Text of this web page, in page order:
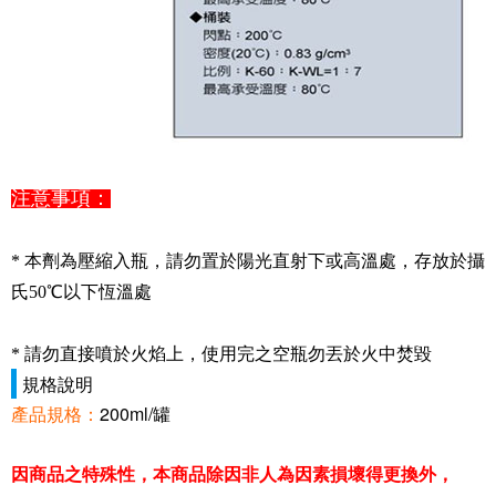
注意事項：
* 本劑為壓縮入瓶，請勿置於陽光直射下或高溫處，存放於攝
氏50℃以下恆溫處
* 請勿直接噴於火焰上，使用完之空瓶勿丟於火中焚毀
規格說明
產品規格： 200ml/罐
因商品之特殊性，本商品除因非人為因素損壞得更換外，